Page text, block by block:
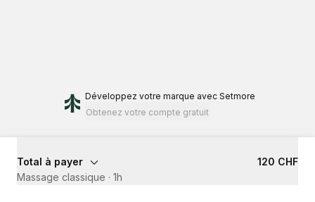
Développez votre marque avec Setmore
Obtenez votre compte gratuit
Total à payer
120 CHF
Massage classique · 1h